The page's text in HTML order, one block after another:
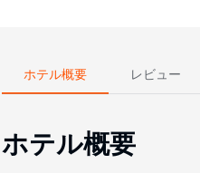
ホテル概要 レビュー
ホテル概要